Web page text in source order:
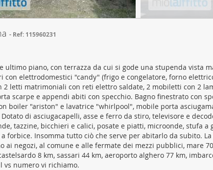
Ref: 115960231
ultimo piano, con terrazza da cui si gode una stupenda vista
elettrodomestici "candy" (frigo e congelatore, forno
2 letti matrimoniali con reti elettro saldate, 2 mobiletti con 2
scarpe e appendi abiti con specchio. Bagno finestrato con
boiler "ariston" e lavatrice "whirlpool", mobile porta
di asciugacapelli, asse e ferro da stiro, televisore e
tazzine, bicchieri e calici, posate e piatti, microonde, stufa a
forbice. Insomma tutto ciò che serve per abitarlo da subito. La
ai negozi, al comune e alle fermate dei mezzi pubblici, mare
8 km, sassari 44 km, aeroporto alghero 77 km,
vs numero vi richiamo.